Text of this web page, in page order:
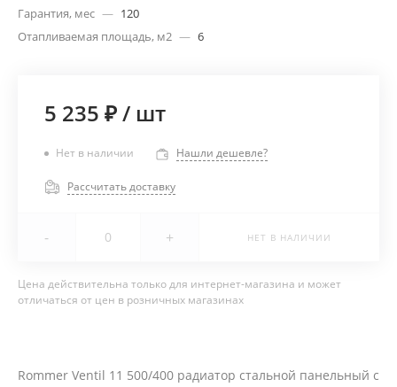
Гарантия, мес — 120
Отапливаемая площадь, м2 — 6
5 235 ₽/ шт
Нет в наличии Нашли дешевле?
Рассчитать доставку
- + НЕТ В НАЛИЧИИ
Цена действительна только для интернет-магазина и может
отличаться от цен в розничных магазинах
Rommer Ventil 11 500/400 радиатор стальной панельный с